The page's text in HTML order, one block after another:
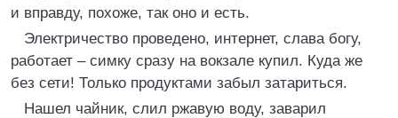
и вправду, похоже, так оно и есть.
Электричество проведено, интернет, слава богу,
работает – симку сразу на вокзале купил. Куда же
без сети! Только продуктами забыл затариться.
Нашел чайник, слил ржавую воду, заварил